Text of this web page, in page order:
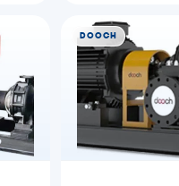
DOOCH